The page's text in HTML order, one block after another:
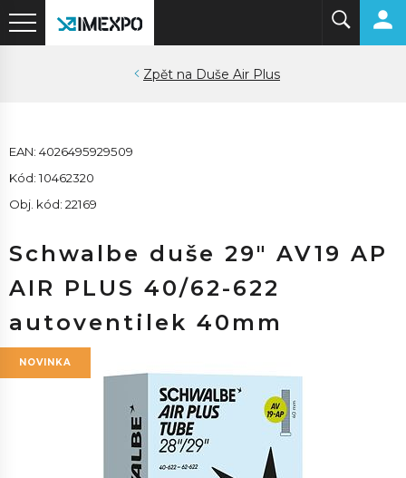
Duše Air Plus
EAN: 4026495929509
Kód: 10462320
Obj. kód: 22169
Schwalbe duše 29" AV19 AP
AIR PLUS 40/62-622
autoventilek 40mm
NOVINKA